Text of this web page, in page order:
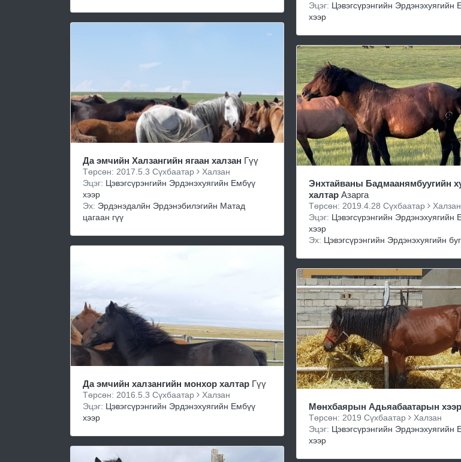
Да эмчийн Халзангийн ягаан халзан Гүү
Төрсөн: 2017.5.3 Сүхбаатар
Халзан
Эцэг: Цэвэгсүрэнгийн Эрдэнэхуягийн Ембүү
хээр
Эх: Эрдэнэдалйн Эрдэнэбилэгийн Матад
цагаан гүү
Да эмчийн халзангийн монхор халтар Гүү
Төрсөн: 2016.5.3 Сүхбаатар
Халзан
Эцэг: Цэвэгсүрэнгийн Эрдэнэхуягийн Ембүү
хээр
Эцэг: Цэвэгсүрэнгийн Эрдэнэхуягийн
хээр
Энхтайваны Бадмаанямбуугийн
халтарАзарга
Төрсөн: 2019.4.28 Сүхбаатар Халзан
Эцэг: Цэвэгсүрэнгийн Эрдэнэхуягийн
хээр
Эх: Цэвэгсүрэнгийн Эрдэнэхуягийн
Мөнхбаярын Адьяабаатарын хээр
Төрсөн: 2019 Сүхбаатар Халзан
Эцэг: Цэвэгсүрэнгийн Эрдэнэхуягийн
хээр